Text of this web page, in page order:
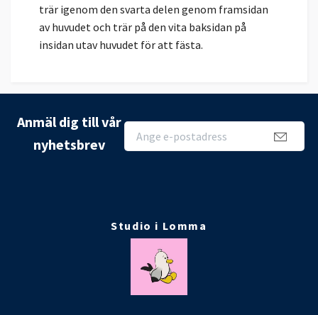
trär igenom den svarta delen genom framsidan
av huvudet och trär på den vita baksidan på
insidan utav huvudet för att fästa.
Anmäl dig till vår
nyhetsbrev
Studio i Lomma